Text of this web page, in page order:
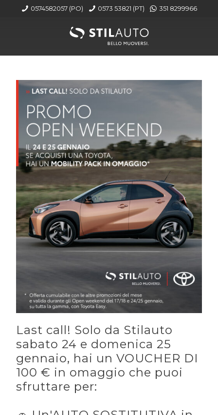
0574582057 (PO) 0573 53821 (PT) 351 8299966
Last call! Solo da Stilauto
sabato 24 e domenica 25
gennaio, hai un VOUCHER DI
100 € in omaggio che puoi
sfruttare per: